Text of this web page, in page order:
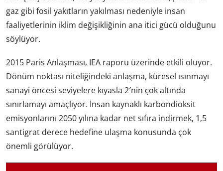
gaz gibi fosil yakıtların yakılması nedeniyle insan
faaliyetlerinin iklim değişikliğinin ana itici gücü olduğunu
söylüyor.
2015 Paris Anlaşması, IEA raporu üzerinde etkili oluyor.
Dönüm noktası niteliğindeki anlaşma, küresel ısınmayı
sanayi öncesi seviyelere kıyasla 2′nin çok altında
sınırlamayı amaçlıyor. İnsan kaynaklı karbondioksit
emisyonlarını 2050 yılına kadar net sıfıra indirmek, 1,5
santigrat derece hedefine ulaşma konusunda çok
önemli görülüyor.